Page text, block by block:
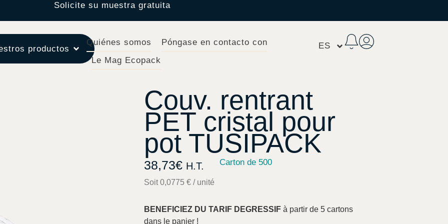
Solicite su muestra gratuita
productos
Quiénes somos
Póngase en contacto con
Le Mag Ecopack
ES
Couv. rentrant
PET cristal pour
pot TUSIPACK
38,73€ H.T.
Soit 0,0775 € / unité
Carton de 500
BENEFICIEZ DU TARIF DEGRESSIF à partir de 5 cartons
dans le panier !